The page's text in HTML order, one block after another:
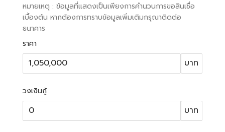
หมายเหตุ : ข้อมูลที่แสดงเป็นเพียงการคำนวนการขอสินเชื่อ
เบื้องต้น หากต้องการทราบข้อมูลเพิ่มเติมกรุณาติดต่อ
ธนาคาร
ราคา
บาท
วงเงินกู้
บาท